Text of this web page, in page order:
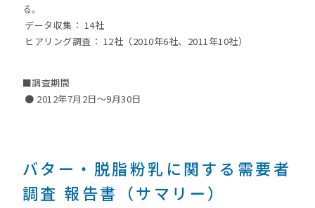
る。
データ収集： 14社
ヒアリング調査： 12社（2010年6社、2011年10社）
■調査期間
● 2012年7月2日～9月30日
バター・脱脂粉乳に関する需要者
調査 報告書（サマリー）